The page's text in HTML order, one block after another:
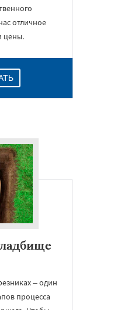
отличное
цены.
– один
процесса